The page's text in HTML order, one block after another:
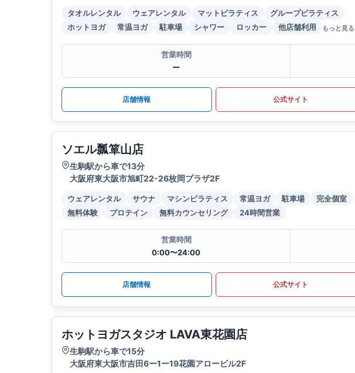
タオルレンタル ウェアレンタル マットピラティス
グループピラティス
ホットヨガ
常温ヨガ 駐車場 シャワー ロッカー 他店舗利用 もっと見る
営業時間
ー
店舗情報 公式サイト
ソエル瓢箪山店
生駒駅から車で13分
大阪府東大阪市旭町22-26枚岡プラザ2F
ウェアレンタル サウナ マシンピラティス 常温ヨガ 駐車場
完全個室
無料体験
プロテイン 無料カウンセリング 24時間営業
営業時間
0:00〜24:00
店舗情報 公式サイト
ホットヨガスタジオ LAVA東花園店
生駒駅から車で15分
大阪府東大阪市吉田6ー1ー19花園アロービル2F